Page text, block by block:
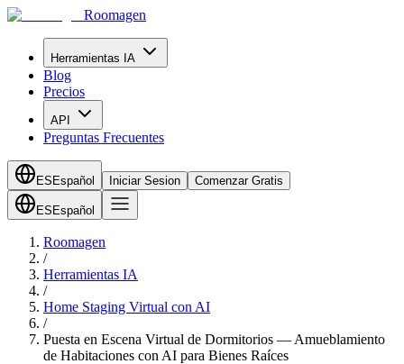
Roomagen
Herramientas IA
Blog
Precios
API
Preguntas Frecuentes
ES Español Iniciar Sesion Comenzar Gratis
ES Español
Roomagen
/
Herramientas IA
/
Home Staging Virtual con AI
/
Puesta en Escena Virtual de Dormitorios — Amueblamiento
de Habitaciones con AI para Bienes Raíces